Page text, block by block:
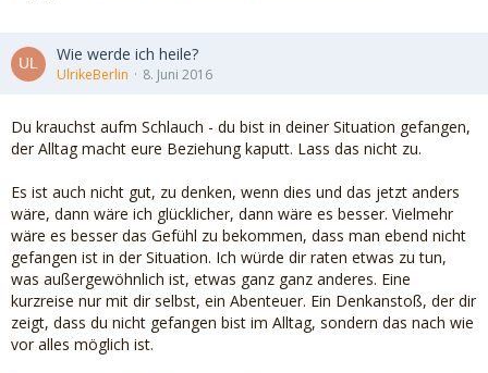
Wie werde ich heile?
UlrikeBerlin 8. Juni 2016
Du krauchst aufm Schlauch - du bist in deiner Situation gefangen,
der Alltag macht eure Beziehung kaputt. Lass das nicht zu.
Es ist auch nicht gut, zu denken, wenn dies und das jetzt anders
wäre, dann wäre ich glücklicher, dann wäre es besser. Vielmehr
wäre es besser das Gefühl zu bekommen, dass man ebend nicht
gefangen ist in der Situation. Ich würde dir raten etwas zu tun,
was außergewöhnlich ist, etwas ganz ganz anderes. Eine
kurzreise nur mit dir selbst, ein Abenteuer. Ein Denkanstoß, der dir
zeigt, dass du nicht gefangen bist im Alltag, sondern das nach wie
vor alles möglich ist.